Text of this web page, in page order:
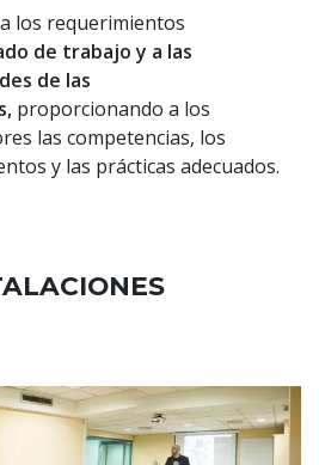
a los requerimientos
de trabajo y a las
de las
proporcionando a los
las competencias, los
y las prácticas adecuados.